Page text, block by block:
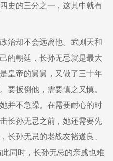
史的三分之一，这其中就有
却不会远离他。武则天和
的朝廷，长孙无忌就是最大
皇帝的舅舅，又做了三十年
要扳倒他，需要慎之又慎。
并不急躁。在需要耐心的时
长孙无忌之前，她还需要先
长孙无忌的老战友褚遂良、
同时，长孙无忌的亲戚也难